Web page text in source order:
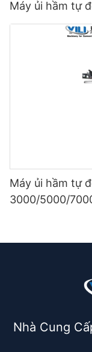
Máy ủi hầm tự
Máy ủi hầm tự
3000/5000/
Nhà Cung